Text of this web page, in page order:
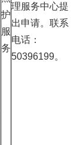
护
服
务
理服务中心提
出申请。联系
电话：
50396199。